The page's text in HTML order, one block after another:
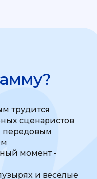
трудится
сценаристов
передовым
момент -
и веселые